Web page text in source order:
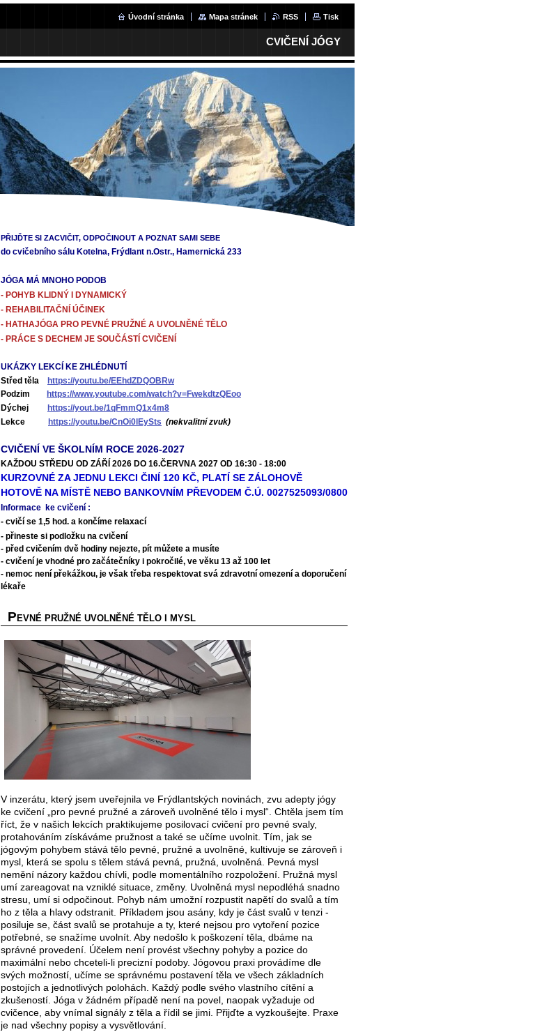
Úvodní stránka Mapa stránek RSS Tisk
CVIČENÍ JÓGY
PŘIJĎTE SI ZACVIČIT, ODPOČINOUT A POZNAT SAMI SEBE
do cvičebního sálu Kotelna, Frýdlant n.Ostr., Hamernická 233
JÓGA MÁ MNOHO PODOB
- POHYB KLIDNÝ I DYNAMICKÝ
- REHABILITAČNÍ ÚČINEK
- HATHAJÓGA PRO PEVNÉ PRUŽNÉ A UVOLNĚNÉ TĚLO
- PRÁCE S DECHEM JE SOUČÁSTÍ CVIČENÍ
UKÁZKY LEKCÍ KE ZHLÉDNUTÍ
Střed těla
https://youtu.be/EEhdZDQOBRw
Podzim
https://www.youtube.com/watch?v=FwekdtzQEoo
Dýchej
https://yout.be/1qFmmQ1x4m8
Lekce
https://youtu.be/CnOi0lEySts (nekvalitní zvuk)
CVIČENÍ VE ŠKOLNÍM ROCE 2026-2027
KAŽDOU STŘEDU OD ZÁŘÍ 2026 DO 16.ČERVNA 2027 OD 16:30 - 18:00
KURZOVNÉ ZA JEDNU LEKCI ČINÍ 120 KČ, PLATÍ SE ZÁLOHOVĚ
HOTOVĚ NA MÍSTĚ NEBO BANKOVNÍM PŘEVODEM Č.Ú. 0027525093/0800
Informace ke cvičení :
- cvičí se 1,5 hod. a končíme relaxací
- přineste si podložku na cvičení
- před cvičením dvě hodiny nejezte, pít můžete a musíte
- cvičení je vhodné pro začátečníky i pokročilé, ve věku 13 až 100 let
- nemoc není překážkou, je však třeba respektovat svá zdravotní omezení a doporučení
lékaře
P EVNÉ PRUŽNÉ UVOLNĚNÉ TĚLO I MYSL
V inzerátu, který jsem uveřejnila ve Frýdlantských novinách, zvu adepty jógy
ke cvičení „pro pevné pružné a zároveň uvolněné tělo i mysl“. Chtěla jsem tím
říct, že v našich lekcích praktikujeme posilovací cvičení pro pevné svaly,
protahováním získáváme pružnost a také se učíme uvolnit. Tím, jak se
jógovým pohybem stává tělo pevné, pružné a uvolněné, kultivuje se zároveň i
mysl, která se spolu s tělem stává pevná, pružná, uvolněná. Pevná mysl
nemění názory každou chívli, podle momentálního rozpoložení. Pružná mysl
umí zareagovat na vzniklé situace, změny. Uvolněná mysl nepodléhá snadno
stresu, umí si odpočinout. Pohyb nám umožní rozpustit napětí do svalů a tím
ho z těla a hlavy odstranit. Příkladem jsou asány, kdy je část svalů v tenzi -
posiluje se, část svalů se protahuje a ty, které nejsou pro vytoření pozice
potřebné, se snažíme uvolnít. Aby nedošlo k poškození těla, dbáme na
správné provedení. Účelem není provést všechny pohyby a pozice do
maximální nebo chceteli-li precizní podoby. Jógovou praxi provádíme dle
svých možností, učíme se správnému postavení těla ve všech základních
postojích a jednotlivých polohách. Každý podle svého vlastního cítění a
zkušeností. Jóga v žádném případě není na povel, naopak vyžaduje od
cvičence, aby vnímal signály z těla a řídil se jimi. Přijďte a vyzkoušejte. Praxe
je nad všechny popisy a vysvětlování.